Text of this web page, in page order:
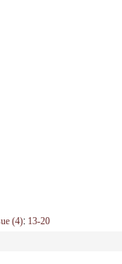
(4):13-20